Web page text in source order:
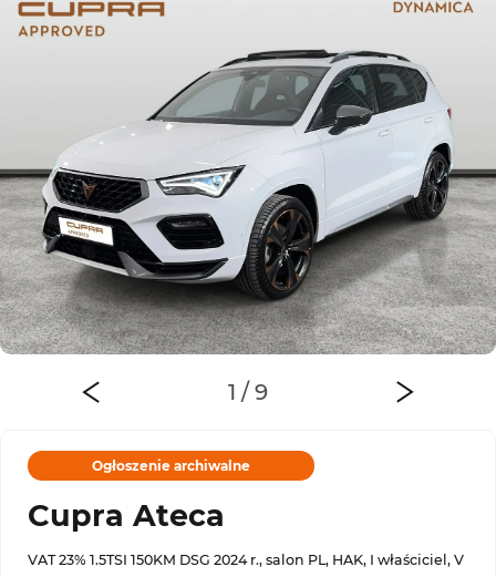
Ogłoszenie archiwalne
Cupra Ateca
VAT 23% 1.5TSI 150KM DSG 2024 r., salon PL, HAK, I właściciel, V